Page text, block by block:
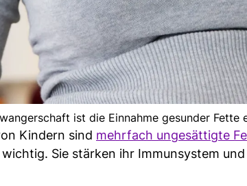
ist die Einnahme gesunder
Kindern sind mehrfach ungesättigte
Sie stärken ihr Immunsystem